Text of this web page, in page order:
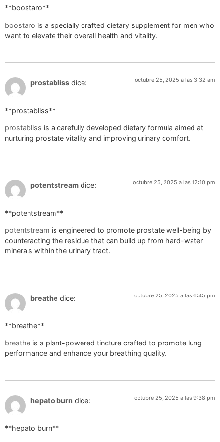
**boostaro**
boostaro is a specially crafted dietary supplement for men who
want to elevate their overall health and vitality.
prostabliss dice: octubre 25, 2025 a las 3:32 am
** prostabliss**
prostabliss is a carefully developed dietary formula aimed at
nurturing prostate vitality and improving urinary comfort.
potentstream dice: octubre 25, 2025 a las 12:10 pm
** potentstream**
potentstream is engineered to promote prostate well-being by
counteracting the residue that can build up from hard-water
minerals within the urinary tract.
breathe dice: octubre 25, 2025 a las 6:45 pm
** breathe**
breathe is a plant-powered tincture crafted to promote lung
performance and enhance your breathing quality.
hepato burn dice: octubre 25, 2025 a las 9:38 pm
**hepato burn**